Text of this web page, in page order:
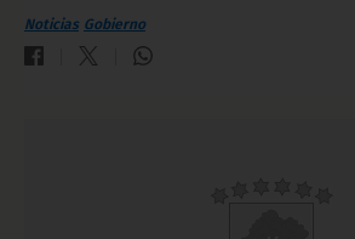
Noticias Gobierno